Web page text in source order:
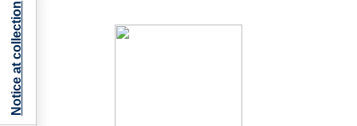
Notice at collection